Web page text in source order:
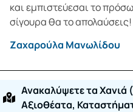
και εμπιστεύεσαι το
σίγουρα θα το απολαύσεις!
Ζαχαρούλα Μανωλίδου
Ανακαλύψετε τα Χανιά
Αξιοθέατα,